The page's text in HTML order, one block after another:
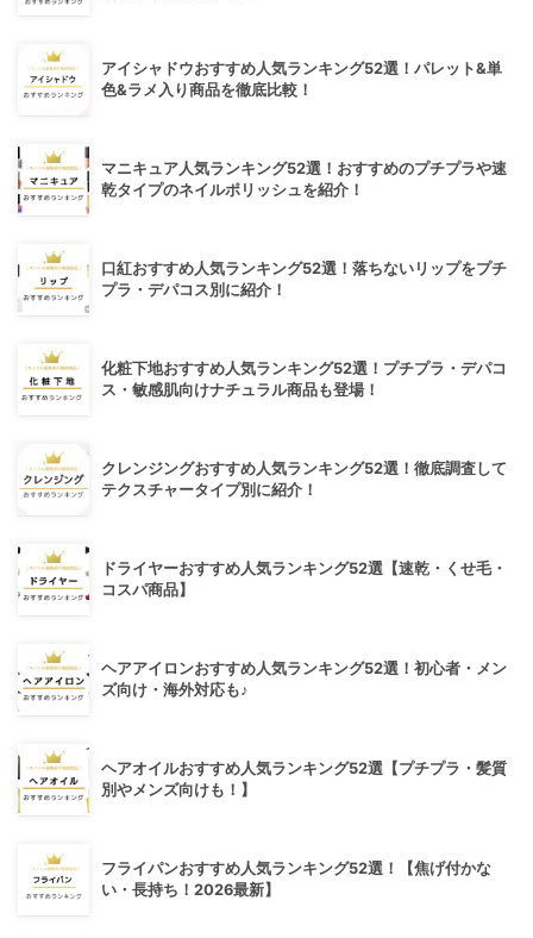
アイシャドウおすすめ人気ランキング52選！パレット&単
色&ラメ入り商品を徹底比較！
マニキュア人気ランキング52選！おすすめのプチプラや速
乾タイプのネイルポリッシュを紹介！
口紅おすすめ人気ランキング52選！落ちないリップをプチ
プラ・デパコス別に紹介！
化粧下地おすすめ人気ランキング52選！プチプラ・デパコ
ス・敏感肌向けナチュラル商品も登場！
クレンジングおすすめ人気ランキング52選！徹底調査して
テクスチャータイプ別に紹介！
ドライヤーおすすめ人気ランキング52選【速乾・くせ毛・
コスパ商品】
ヘアアイロンおすすめ人気ランキング52選！初心者・メン
ズ向け・海外対応も♪
ヘアオイルおすすめ人気ランキング52選【プチプラ・髪質
別やメンズ向けも！】
フライパンおすすめ人気ランキング52選！【焦げ付かな
い・長持ち！2026最新】